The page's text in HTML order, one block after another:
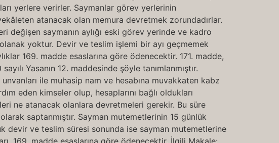
yerlere verirler. Saymanlar görev yerlerinin
atanacak olan memura devretmek zorundadırlar.
değişen saymanın aylığı eski görev yerinde ve kadro
yoktur. Devir ve teslim işlemi bir ayı geçmemek
169. madde esaslarına göre ödenecektir. 171. madde,
Yasanın 12. maddesinde şöyle tanımlanmıştır.
ile muhasip nam ve hesabına muvakkaten kabz
eden kimseler olup, hesaplarını bağlı oldukları
ne atanacak olanlara devretmeleri gerekir. Bu süre
saptanmıştır. Sayman mutemetlerinin 15 günlük
devir ve teslim süresi sonunda ise sayman mutemetlerine